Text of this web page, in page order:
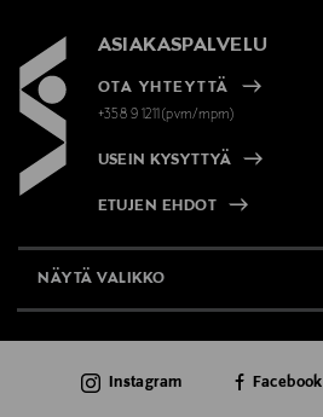
ASIAKASPALVELU
OTA YHTEYTTÄ
+358 9 1211(pvm/mpm)
USEIN KYSYTTYÄ
ETUJEN EHDOT
NÄYTÄ VALIKKO
AJANKOHTAISTA
Instagram Facebook